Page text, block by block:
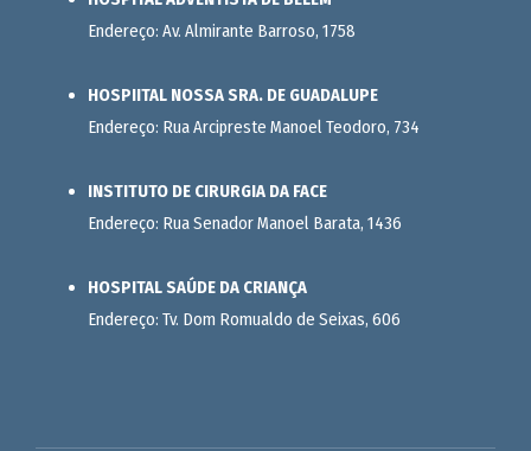
Endereço: Av. Almirante Barroso, 1758
HOSPIITAL NOSSA SRA. DE GUADALUPE
Endereço: Rua Arcipreste Manoel Teodoro, 734
INSTITUTO DE CIRURGIA DA FACE
Endereço: Rua Senador Manoel Barata, 1436
HOSPITAL SAÚDE DA CRIANÇA
Endereço: Tv. Dom Romualdo de Seixas, 606